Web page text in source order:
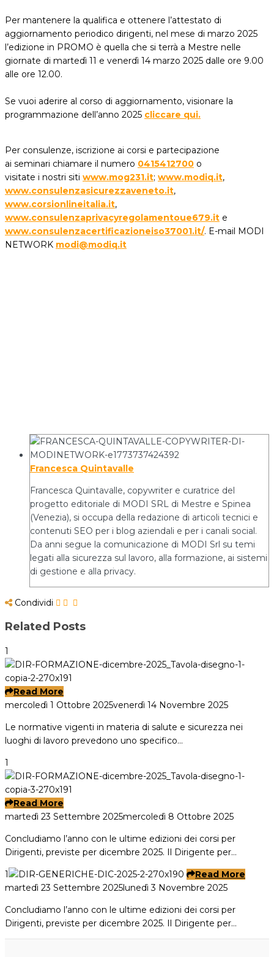
Per mantenere la qualifica e ottenere l’attestato di
aggiornamento periodico dirigenti, nel mese di marzo 2025
l’edizione in PROMO è quella che si terrà a Mestre nelle
giornate di martedì 11 e venerdì 14 marzo 2025 dalle ore 9.00
alle ore 12.00.
Se vuoi aderire al corso di aggiornamento, visionare la
programmazione dell’anno 2025 cliccare qui.
Per consulenze, iscrizione ai corsi e partecipazione
ai seminari chiamare il numero 0415412700 o
visitate i nostri siti www.mog231.it; www.modiq.it,
www.consulenzasicurezzaveneto.it,
www.corsionlineitalia.it,
www.consulenzaprivacyregolamentoue679.it e
www.consulenzacertificazioneiso37001.it/. E-mail MODI
NETWORK modi@modiq.it
Francesca Quintavalle
Francesca Quintavalle, copywriter e curatrice del
progetto editoriale di MODI SRL di Mestre e Spinea
(Venezia), si occupa della redazione di articoli tecnici e
contenuti SEO per i blog aziendali e per i canali social.
Da anni segue la comunicazione di MODI Srl su temi
legati alla sicurezza sul lavoro, alla formazione, ai sistemi
di gestione e alla privacy.
Condividi
Related Posts
1
Read More
mercoledì 1 Ottobre 2025venerdì 14 Novembre 2025
Le normative vigenti in materia di salute e sicurezza nei
luoghi di lavoro prevedono uno specifico…
1
Read More
martedì 23 Settembre 2025mercoledì 8 Ottobre 2025
Concludiamo l’anno con le ultime edizioni dei corsi per
Dirigenti, previste per dicembre 2025. Il Dirigente per…
1
Read More
martedì 23 Settembre 2025lunedì 3 Novembre 2025
Concludiamo l’anno con le ultime edizioni dei corsi per
Dirigenti, previste per dicembre 2025. Il Dirigente per…